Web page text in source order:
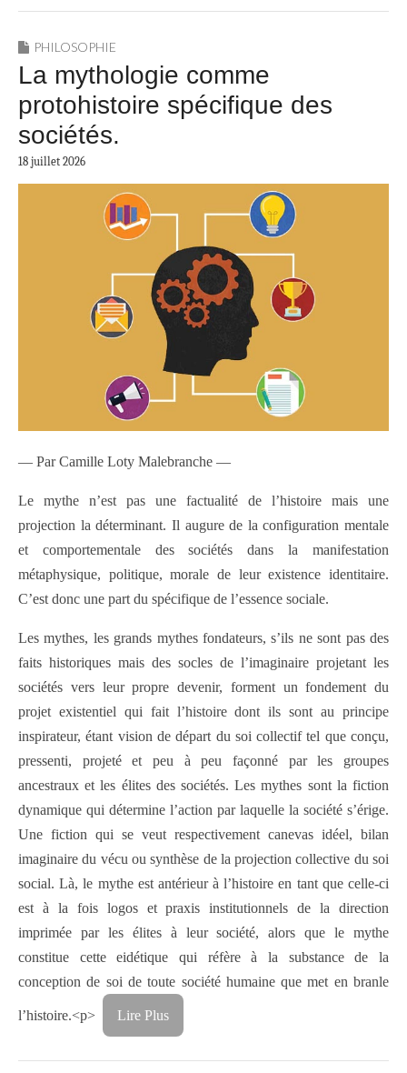
PHILOSOPHIE
La mythologie comme
protohistoire spécifique des
sociétés.
18 juillet 2026
— Par Camille Loty Malebranche —
Le mythe n’est pas une factualité de l’histoire mais une
projection la déterminant. Il augure de la configuration mentale
et comportementale des sociétés dans la manifestation
métaphysique, politique, morale de leur existence identitaire.
C’est donc une part du spécifique de l’essence sociale.
Les mythes, les grands mythes fondateurs, s’ils ne sont pas des
faits historiques mais des socles de l’imaginaire projetant les
sociétés vers leur propre devenir, forment un fondement du
projet existentiel qui fait l’histoire dont ils sont au principe
inspirateur, étant vision de départ du soi collectif tel que conçu,
pressenti, projeté et peu à peu façonné par les groupes
ancestraux et les élites des sociétés. Les mythes sont la fiction
dynamique qui détermine l’action par laquelle la société s’érige.
Une fiction qui se veut respectivement canevas idéel, bilan
imaginaire du vécu ou synthèse de la projection collective du soi
social. Là, le mythe est antérieur à l’histoire en tant que celle-ci
est à la fois logos et praxis institutionnels de la direction
imprimée par les élites à leur société, alors que le mythe
constitue cette eidétique qui réfère à la substance de la
conception de soi de toute société humaine que met en branle
l’histoire.<p> Lire Plus